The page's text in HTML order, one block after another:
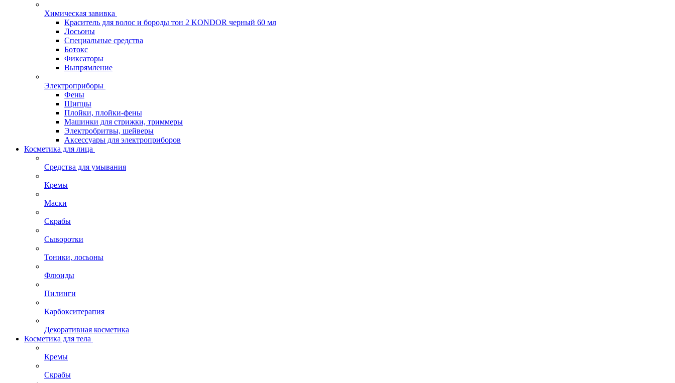
Химическая завивка
Краситель для волос и бороды тон 2 KONDOR черный 60 мл
Лосьоны
Специальные средства
Ботокс
Фиксаторы
Выпрямление
Электроприборы
Фены
Щипцы
Плойки, плойки-фены
Машинки для стрижки, триммеры
Электробритвы, шейверы
Аксессуары для электроприборов
Косметика для лица
Средства для умывания
Кремы
Маски
Скрабы
Сыворотки
Тоники, лосьоны
Флюиды
Пилинги
Карбокситерапия
Декоративная косметика
Косметика для тела
Кремы
Скрабы